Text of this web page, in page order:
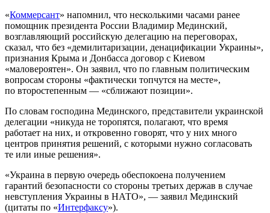
«Коммерсант» напомнил, что несколькими часами ранее
помощник президента России Владимир Мединский,
возглавляющий российскую делегацию на переговорах,
сказал, что без «демилитаризации, денацификации Украины»,
признания Крыма и Донбасса договор с Киевом
«маловероятен». Он заявил, что по главным политическим
вопросам стороны «фактически топчутся на месте»,
по второстепенным — «сближают позиции».
По словам господина Мединского, представители украинской
делегации «никуда не торопятся, полагают, что время
работает на них, и откровенно говорят, что у них много
центров принятия решений, с которыми нужно согласовать
те или иные решения».
«Украина в первую очередь обеспокоена получением
гарантий безопасности со стороны третьих держав в случае
невступления Украины в НАТО», — заявил Мединский
(цитаты по «Интерфаксу»).